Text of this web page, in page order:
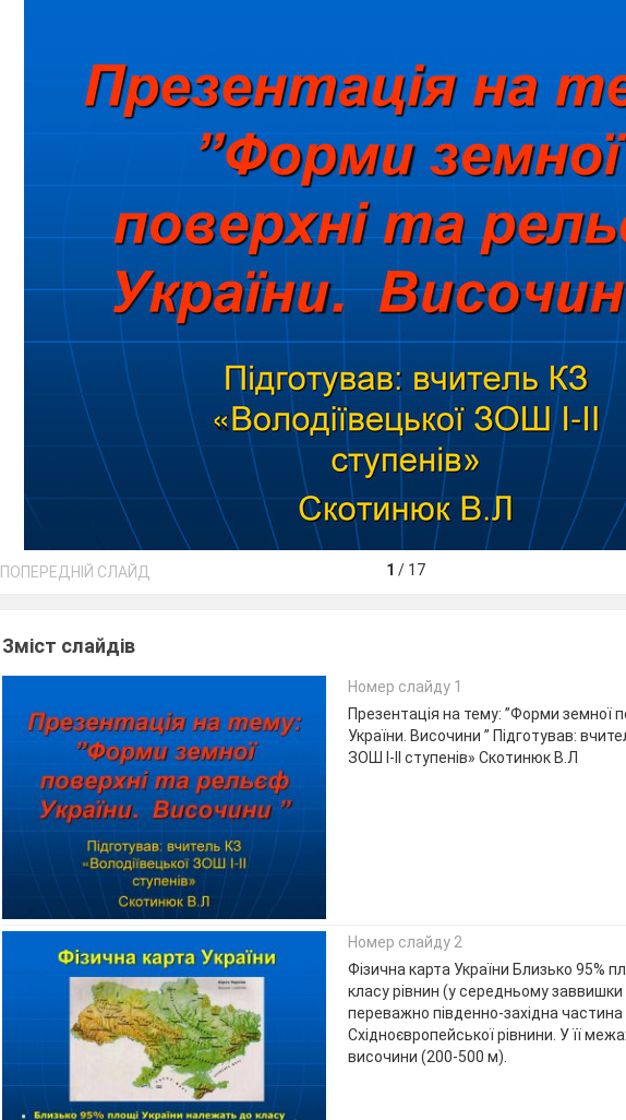
ПОПЕРЕДНІЙ СЛАЙД 1 / 17
Зміст слайдів
Номер слайду 1
Презентація на тему: ”Форми земної
України. Височини ” Підготував:
ЗОШ І-ІІ ступенів» Скотинюк В.Л
Номер слайду 2
Фізична карта України Близько 95%
класу рівнин (у середньому
переважно південно-західна частина
Східноєвропейської рівнини. У її
височини (200-500 м).